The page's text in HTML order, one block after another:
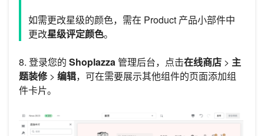
如需更改星级的颜色，需在 Product 产品小部件中
更改星级评定颜色。
8. 登录您的 Shoplazza 管理后台，点击在线商店 > 主
题装修> 编辑，可在需要展示其他组件的页面添加组
件卡片。